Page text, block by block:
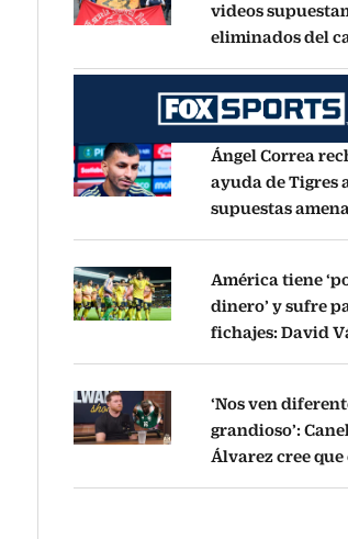
Opens in new window
videos
eliminados del
exintegrante del
Opens in new window
Ángel Correa
ayuda de Tigres
supuestas
Opens in new window
América tiene
dinero’ y sufre
fichajes: David
Opens in new window
‘Nos ven
grandioso’:
Álvarez cree que